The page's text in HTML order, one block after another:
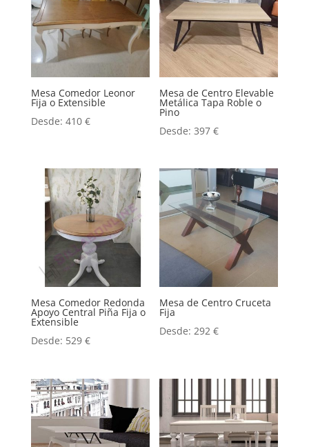
Mesa Comedor Leonor
Fija o Extensible
Desde: 410 €
Mesa de Centro Elevable
Metálica Tapa Roble o
Pino
Desde:397€
Mesa Comedor Redonda
Apoyo Central Piña Fija o
Extensible
Desde: 529 €
Mesa de Centro Cruceta
Fija
Desde:292€